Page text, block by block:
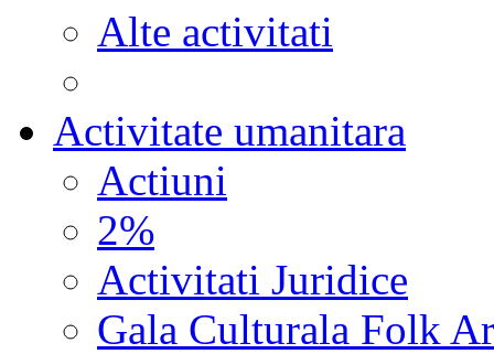
Alte activitati
Activitate umanitara
Actiuni
2%
Activitati Juridice
Gala Culturala Folk